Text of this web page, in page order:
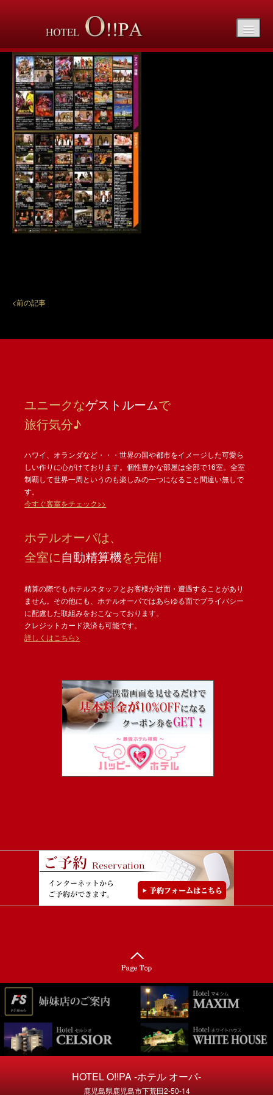
mo-20231206-min
<前の記事
ユニークなゲストルームで
旅行気分♪
ハワイ、オランダなど・・・世界の国や都市をイメージした可愛ら
しい作りに心がけております。個性豊かな部屋は全部で16室。全室
制覇して世界一周というのも楽しみの一つになること間違い無しで
す。
今すぐ客室をチェック>>
ホテルオーパは、
全室に自動精算機を完備!
精算の際でもホテルスタッフとお客様が対面・遭遇することがあり
ません。その他にも、ホテルオーパではあらゆる面でプライバシー
に配慮した取組みをおこなっております。
クレジットカード決済も可能です。
詳しくはこちら>
HOTEL O!!PA -ホテル オーパ-
鹿児島県鹿児島市下荒田2-50-14